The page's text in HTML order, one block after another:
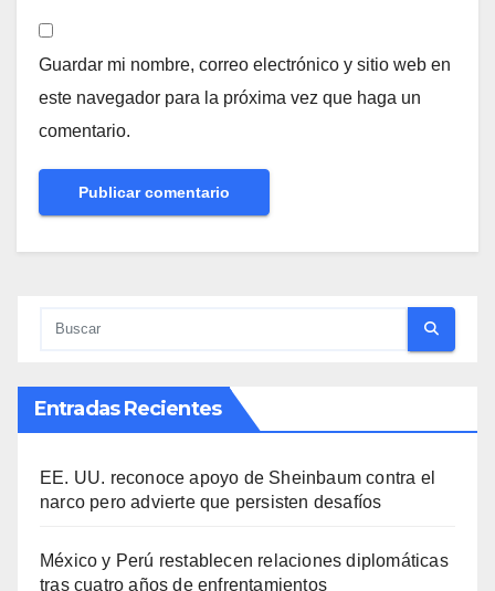
Guardar mi nombre, correo electrónico y sitio web en
este navegador para la próxima vez que haga un
comentario.
Entradas Recientes
EE. UU. reconoce apoyo de Sheinbaum contra el
narco pero advierte que persisten desafíos
México y Perú restablecen relaciones diplomáticas
tras cuatro años de enfrentamientos